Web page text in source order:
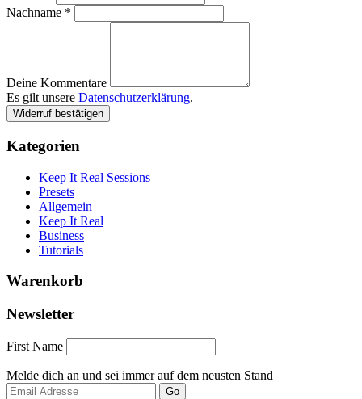
Nachname *
Deine Kommentare
Es gilt unsere Datenschutzerklärung.
Widerruf bestätigen
Kategorien
Keep It Real Sessions
Presets
Allgemein
Keep It Real
Business
Tutorials
Warenkorb
Newsletter
First Name
Melde dich an und sei immer auf dem neusten Stand
Go